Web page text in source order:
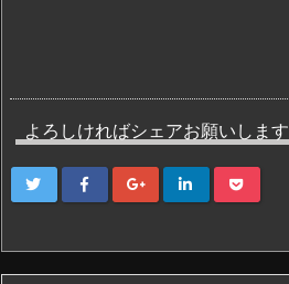
よろしければシェアお願いします